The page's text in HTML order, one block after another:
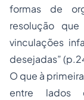
formas de
resolução
vinculações
desejadas”
O que à
entre lados